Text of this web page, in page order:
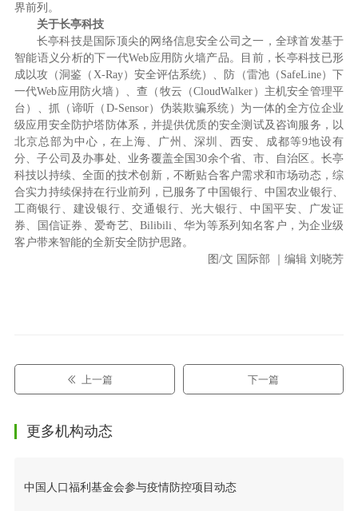
界前列。
关于长亭科技
长亭科技是国际顶尖的网络信息安全公司之一，全球首发基于
智能语义分析的下一代Web应用防火墙产品。目前，长亭科技已形
成以攻（洞鉴（ X-Ray）安全评估系统）、防（雷池（ SafeLine）下
一代Web应用防火墙）、查（牧云（CloudWalker ）主机安全管理平
台）、抓（谛听（ D-Sensor）伪装欺骗系统）为一体的全方位企业
级应用安全防护塔防体系，并提供优质的安全测试及咨询服务，以
北京总部为中心，在上海、广州、深圳、西安、成都等9地设有
分、子公司及办事处、业务覆盖全国30余个省、市、自治区。长亭
科技以持续、全面的技术创新，不断贴合客户需求和市场动态，综
合实力持续保持在行业前列，已服务了中国银行、中国农业银行、
工商银行、建设银行、交通银行、光大银行、中国平安、广发证
券、国信证券、爱奇艺、Bilibili、华为等系列知名客户，为企业级
客户带来智能的全新安全防护思路。
图/文 国际部 ｜编辑 刘晓芳
上一篇 下一篇
更多机构动态
中国人口福利基金会参与疫情防控项目动态